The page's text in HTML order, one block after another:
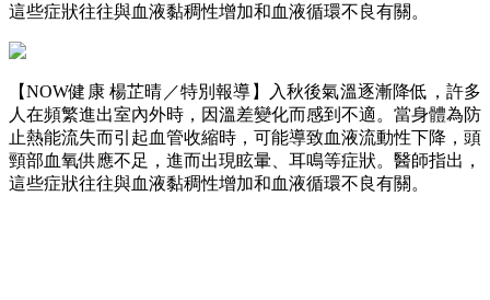
這些症狀往往與血液黏稠性增加和血液循環不良有關。
【NOW健康 楊芷晴／特別報導】入秋後氣溫逐漸降低，許多
人在頻繁進出室內外時，因溫差變化而感到不適。當身體為防
止熱能流失而引起血管收縮時，可能導致血液流動性下降，頭
頸部血氧供應不足，進而出現眩暈、耳鳴等症狀。醫師指出，
這些症狀往往與血液黏稠性增加和血液循環不良有關。